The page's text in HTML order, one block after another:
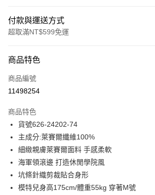
付款與運送方式
超取滿NT$599免運
信用卡一次付款
信用卡分期付款
合作金庫商業銀行
華南商業銀行
上海商業儲蓄銀行
國泰世華商業銀行
臺灣中小企業銀行
匯豐（台灣）商業銀行
聯邦商業銀行
元大商業銀行
永豐商業銀行
超商取貨付款
LINE Pay
Apple Pay
街口支付
商品特色
商品編號
11498254
商品特色
貨號626-24202-74
主成分:萊賽爾纖維100%
細緻親膚萊賽爾面料 手感柔軟
海軍領滾邊 打造休閒學院風
坑條針織剪裁貼合身形
模特兒身高175cm/體重55kg 穿著M號